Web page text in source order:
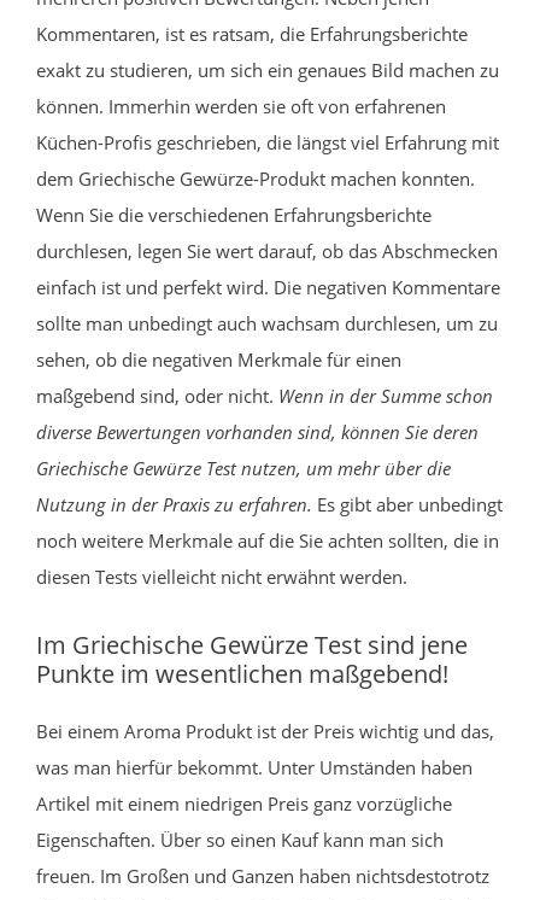
Kommentaren, ist es ratsam, die Erfahrungsberichte
exakt zu studieren, um sich ein genaues Bild machen zu
können. Immerhin werden sie oft von erfahrenen
Küchen-Profis geschrieben, die längst viel Erfahrung mit
dem Griechische Gewürze-Produkt machen konnten.
Wenn Sie die verschiedenen Erfahrungsberichte
durchlesen, legen Sie wert darauf, ob das Abschmecken
einfach ist und perfekt wird. Die negativen Kommentare
sollte man unbedingt auch wachsam durchlesen, um zu
sehen, ob die negativen Merkmale für einen
maßgebend sind, oder nicht. Wenn in der Summe schon
diverse Bewertungen vorhanden sind, können Sie deren
Griechische Gewürze Test nutzen, um mehr über die
Nutzung in der Praxis zu erfahren. Es gibt aber unbedingt
noch weitere Merkmale auf die Sie achten sollten, die in
diesen Tests vielleicht nicht erwähnt werden.
Im Griechische Gewürze Test sind jene
Punkte im wesentlichen maßgebend!
Bei einem Aroma Produkt ist der Preis wichtig und das,
was man hierfür bekommt. Unter Umständen haben
Artikel mit einem niedrigen Preis ganz vorzügliche
Eigenschaften. Über so einen Kauf kann man sich
freuen. Im Großen und Ganzen haben nichtsdestotrotz